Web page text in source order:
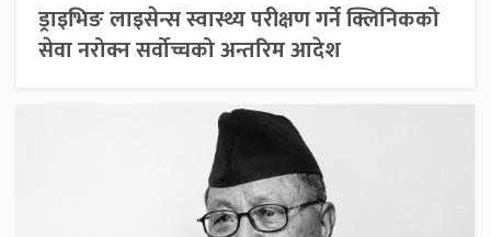
ड्राइभिङ लाइसेन्स स्वास्थ्य परीक्षण गर्ने क्लिनिकको
सेवा नरोक्न सर्वोच्चको अन्तरिम आदेश